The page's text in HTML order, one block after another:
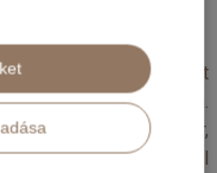
sztrájk
is előfordulhat
joga van.
hasonló sorscsapás ér,
függően kártérítéssel